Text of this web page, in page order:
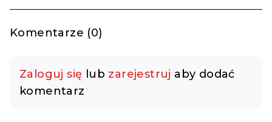
Komentarze (0)
Zaloguj się lub zarejestruj aby dodać
komentarz